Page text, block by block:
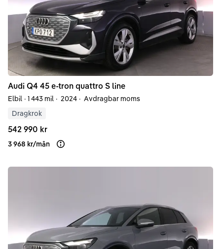
Audi Q4 45 e-tron quattro S line
Elbil · 1 443 mil · 2024 · Avdragbar moms
Dragkrok
542 990 kr
3 968 kr/mån Läs mer om finansiering